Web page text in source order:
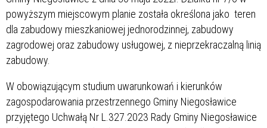
powyższym miejscowym planie została określona jako teren
dla zabudowy mieszkaniowej jednorodzinnej, zabudowy
zagrodowej oraz zabudowy usługowej, z nieprzekraczalną linią
zabudowy.
W obowiązującym studium uwarunkowań i kierunków
zagospodarowania przestrzennego Gminy Niegosławice
przyjętego Uchwałą Nr L.327.2023 Rady Gminy Niegosławice